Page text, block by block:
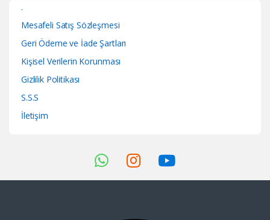
.
Mesafeli Satış Sözleşmesi
Geri Ödeme ve İade Şartları
Kişisel Verilerin Korunması
Gizlilik Politikası
S.S.S
İletişim